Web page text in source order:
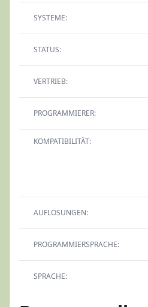
SYSTEME:
STATUS:
VERTRIEB:
PROGRAMMIERER:
KOMPATIBILITÄT:
AUFLÖSUNGEN:
PROGRAMMIERSPRACHE:
SPRACHE: